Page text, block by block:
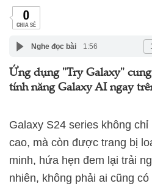
0
CHIA SẺ
Nghe đọc bài 1:56
Ứng dụng "Try Galaxy"
tính năng Galaxy AI ngay
Galaxy S24 series không
cao, mà còn được trang bị
minh, hứa hẹn đem lại trải
nhiên, không phải ai cũng